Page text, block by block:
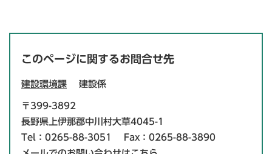
このページに関するお問合せ先
建設環境課 建設係
〒399-3892
長野県上伊那郡中川村大草4045-1
Tel：0265-88-3051
Fax：0265-88-3890